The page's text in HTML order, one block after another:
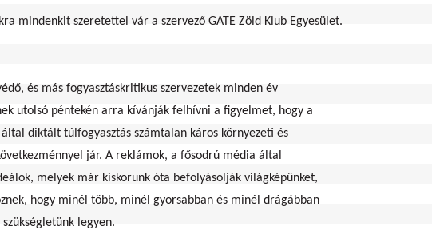
mindenkit szeretettel vár a szervező GATE Zöld Klub Egyesület.
és más fogyasztáskritikus szervezetek minden év
utolsó péntekén arra kívánják felhívni a figyelmet, hogy a
diktált túlfogyasztás számtalan káros környezeti és
jár. A reklámok, a fősodrú média által
melyek már kiskorunk óta befolyásolják világképünket,
hogy minél több, minél gyorsabban és minél drágábban
legyen.